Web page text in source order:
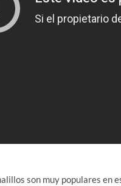
son muy populares en